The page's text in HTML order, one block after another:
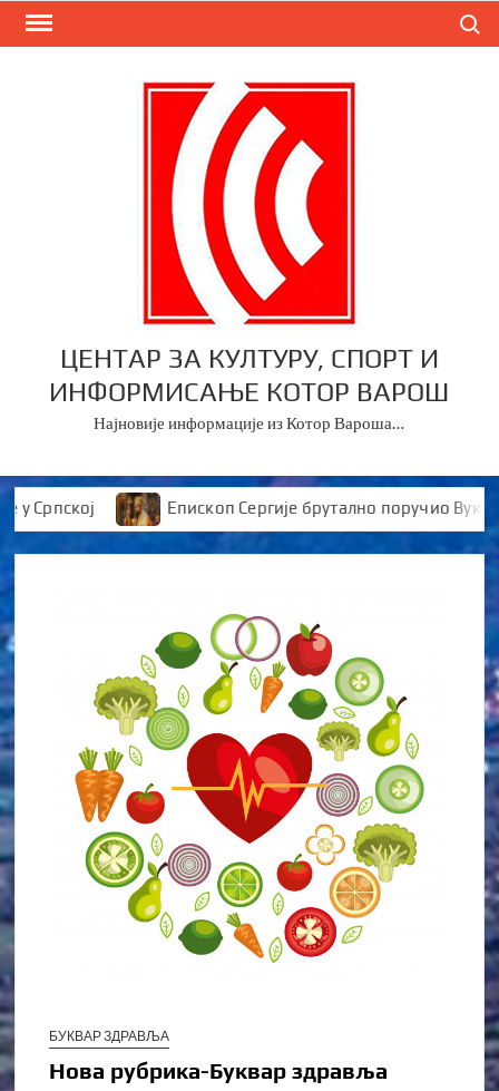
Skip
ЦЕНТАР ЗА КУЛТУРУ, СПОРТ И
ИНФОРМИСАЊЕ КОТОР ВАРОШ
Најновије информације из Котор Вароша…
Епископ Сергије брутално поручио
БУКВАР ЗДРАВЉА
Нова рубрика-Буквар здрављa